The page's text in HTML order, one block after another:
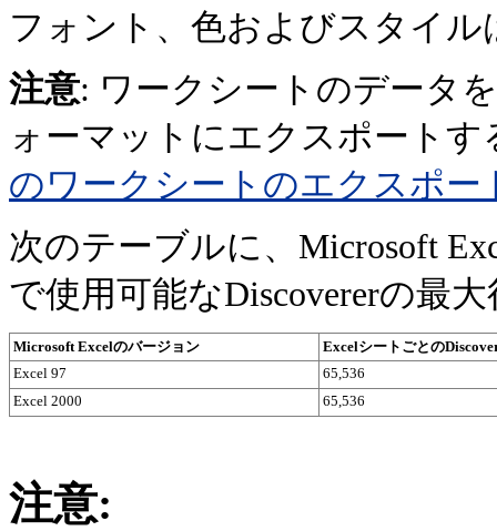
フォント、色およびスタイ
注意: ワークシートのデータ
ォーマットにエクスポートす
のワークシートのエクスポー
次のテーブルに、Microsoft
で使用可能なDiscovererの最
Microsoft Excelのバージョン
Excelシートごとの
Excel 97
65,536
Excel 2000
65,536
注意: